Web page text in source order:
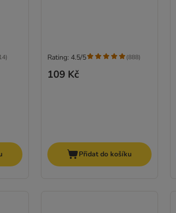
)
109 Kč
Rating: 4.5/5 (888)
Přidat do košíku